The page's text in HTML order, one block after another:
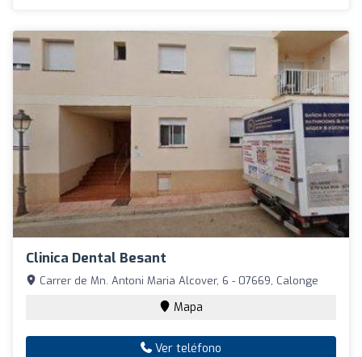
Clinica Dental Besant
Carrer de Mn. Antoni Maria Alcover, 6 - 07669, Calonge
Mapa
Ver teléfono